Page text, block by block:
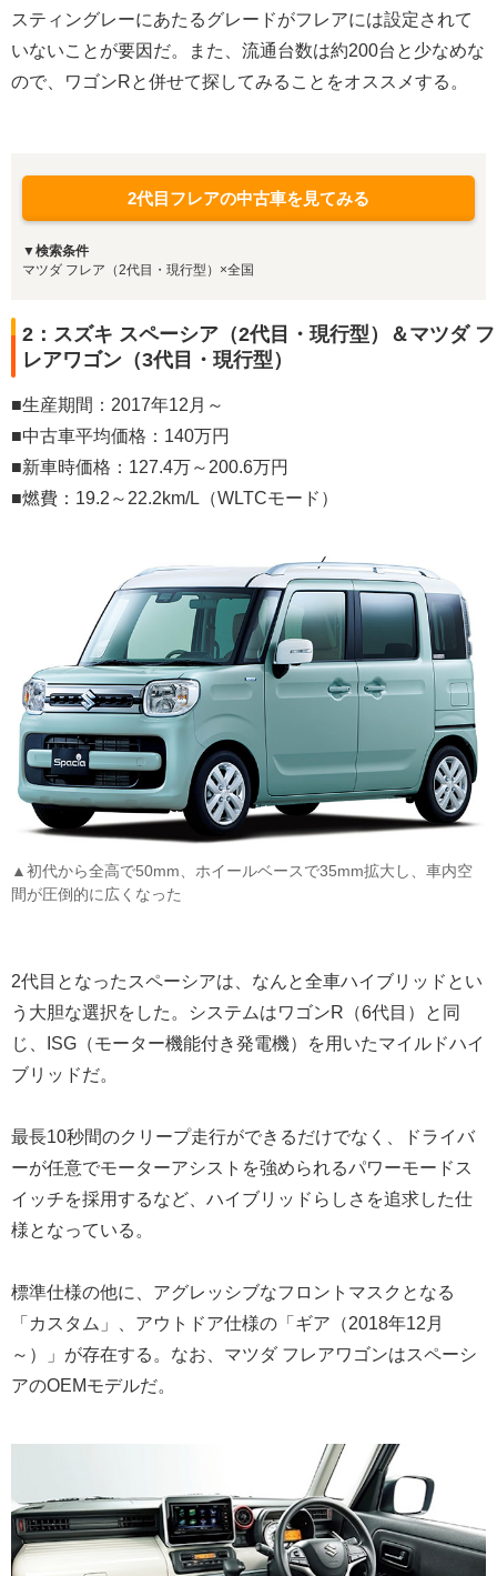
スティングレーにあたるグレードがフレアには設定されて
いないことが要因だ。また、流通台数は約200台と少なめな
ので、ワゴンRと併せて探してみることをオススメする。
2代目フレアの中古車を見てみる
▼検索条件
マツダ フレア（2代目・現行型）×全国
2：スズキ スペーシア（2代目・現行型）＆マツダ フ
レアワゴン（3代目・現行型）
■生産期間：2017年12月～
■中古車平均価格：140万円
■新車時価格：127.4万～200.6万円
■燃費：19.2～22.2km/L（WLTCモード）
▲初代から全高で50mm、ホイールベースで35mm拡大し、車内空
間が圧倒的に広くなった
2代目となったスペーシアは、なんと全車ハイブリッドとい
う大胆な選択をした。システムはワゴンR（6代目）と同
じ、ISG（モーター機能付き発電機）を用いたマイルドハイ
ブリッドだ。
最長10秒間のクリープ走行ができるだけでなく、ドライバ
ーが任意でモーターアシストを強められるパワーモードス
イッチを採用するなど、ハイブリッドらしさを追求した仕
様となっている。
標準仕様の他に、アグレッシブなフロントマスクとなる
「カスタム」、アウトドア仕様の「ギア（2018年12月
～）」が存在する。なお、マツダ フレアワゴンはスペーシ
アのOEMモデルだ。